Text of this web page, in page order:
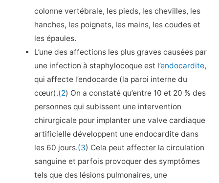
colonne vertébrale, les pieds, les chevilles, les
hanches, les poignets, les mains, les coudes et
les épaules.
L’une des affections les plus graves causées par
une infection à staphylocoque est l’endocardite,
qui affecte l’endocarde (la paroi interne du
cœur).(2) On a constaté qu’entre 10 et 20 % des
personnes qui subissent une intervention
chirurgicale pour implanter une valve cardiaque
artificielle développent une endocardite dans
les 60 jours.(3) Cela peut affecter la circulation
sanguine et parfois provoquer des symptômes
tels que des lésions pulmonaires, une